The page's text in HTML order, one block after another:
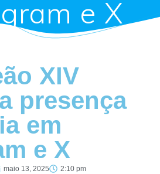
e X
XIV
presença
em
e X
maio 13, 2025 2:10 pm